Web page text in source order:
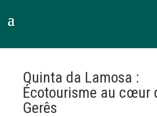
Quinta da Lamosa :
Écotourisme au cœur
Gerês